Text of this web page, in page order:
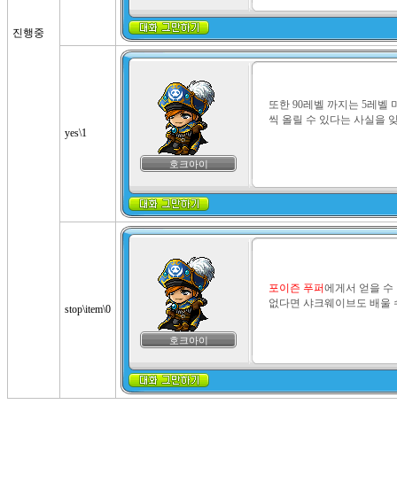
진행중
yes\1
호크아이
또한 90레벨 까지는 5레벨
씩 올릴 수 있다는 사실을
stop\item\0
호크아이
포이즌 푸퍼에게서 얻을 수
없다면 샤크웨이브도 배울